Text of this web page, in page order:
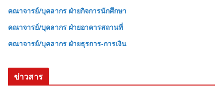
คณาจารย์/บุคลากร ฝ่ายกิจการนักศึกษา
คณาจารย์/บุคลากร ฝ่ายอาคารสถานที่
คณาจารย์/บุคลากร ฝ่ายธุรการ-การเงิน
ข่าวสาร